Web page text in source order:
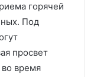
горячей
Под
просвет
время